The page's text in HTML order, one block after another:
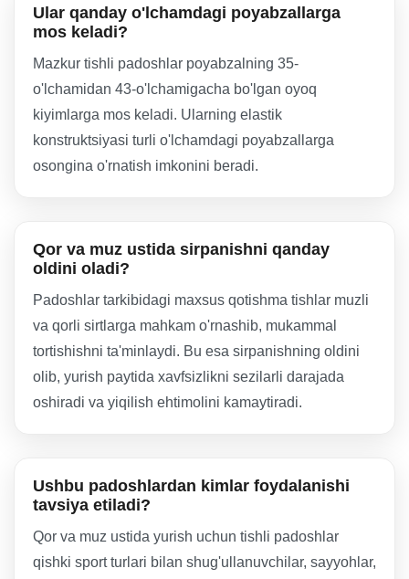
Ular qanday o'lchamdagi poyabzallarga
mos keladi?
Mazkur tishli padoshlar poyabzalning 35-
o'lchamidan 43-o'lchamigacha bo'lgan oyoq
kiyimlarga mos keladi. Ularning elastik
konstruktsiyasi turli o'lchamdagi poyabzallarga
osongina o'rnatish imkonini beradi.
Qor va muz ustida sirpanishni qanday
oldini oladi?
Padoshlar tarkibidagi maxsus qotishma tishlar muzli
va qorli sirtlarga mahkam o'rnashib, mukammal
tortishishni ta'minlaydi. Bu esa sirpanishning oldini
olib, yurish paytida xavfsizlikni sezilarli darajada
oshiradi va yiqilish ehtimolini kamaytiradi.
Ushbu padoshlardan kimlar foydalanishi
tavsiya etiladi?
Qor va muz ustida yurish uchun tishli padoshlar
qishki sport turlari bilan shug'ullanuvchilar, sayyohlar,